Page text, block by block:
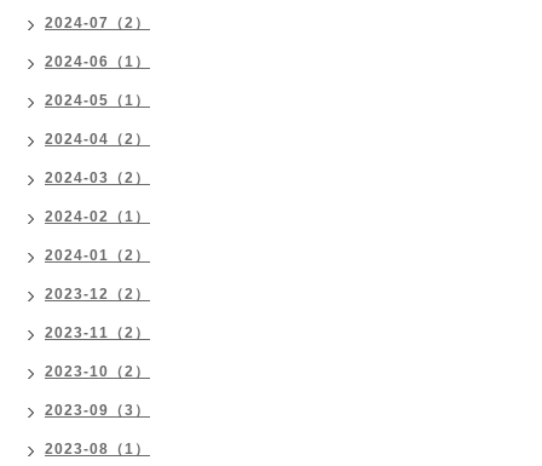
2024-07（2）
2024-06（1）
2024-05（1）
2024-04（2）
2024-03（2）
2024-02（1）
2024-01（2）
2023-12（2）
2023-11（2）
2023-10（2）
2023-09（3）
2023-08（1）